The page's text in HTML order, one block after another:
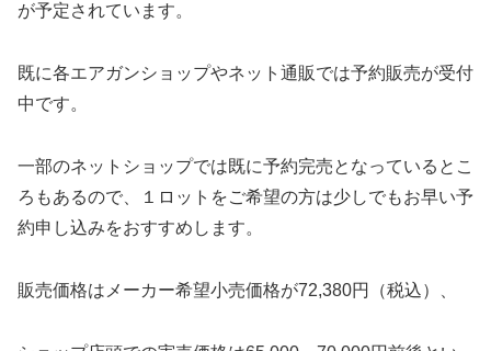
が予定されています。
既に各エアガンショップやネット通販では予約販売が受付
中です。
一部のネットショップでは既に予約完売となっているとこ
ろもあるので、１ロットをご希望の方は少しでもお早い予
約申し込みをおすすめします。
販売価格はメーカー希望小売価格が72,380円（税込）、